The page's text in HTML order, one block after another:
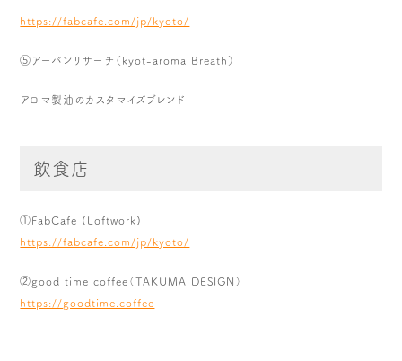
https://fabcafe.com/jp/kyoto/
⑤アーバンリサーチ（kyot-aroma Breath）
アロマ製油のカスタマイズブレンド
飲食店
①FabCafe (Loftwork)
https://fabcafe.com/jp/kyoto/
②good time coffee（TAKUMA DESIGN）
https://goodtime.coffee